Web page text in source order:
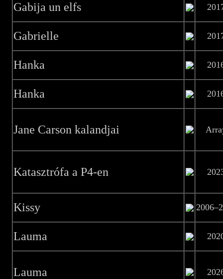
Gabija un elfs
Gabrielle
Hanka
Hanka
Jane Carson kalandjai
Katasztrófa a P4-en
Kissy
Lauma
Lauma